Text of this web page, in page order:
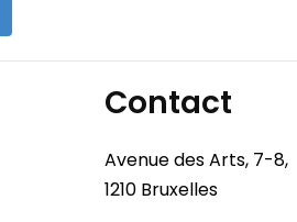
Contact
Avenue des Arts, 7-8,
1210 Bruxelles